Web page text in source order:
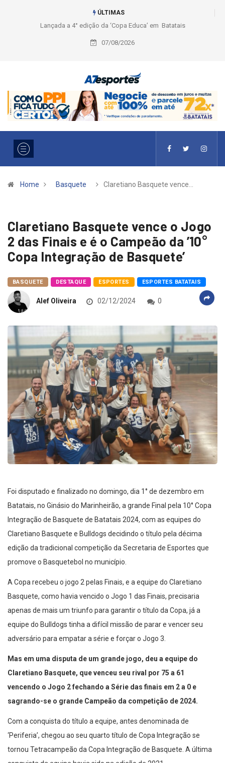
ÚLTIMAS
Liga 2026: Equipes rompem com a LABE na Série Ouro e entidade define
a 2° fase, times e formato
07/08/2026
Home Basquete Claretiano Basquete vence…
Claretiano Basquete vence o Jogo
2 das Finais e é o Campeão da ’10°
Copa Integração de Basquete’
BASQUETE DESTAQUE ESPORTES ESPORTES BATATAIS
Alef Oliveira 02/12/2024 0
Foi disputado e finalizado no domingo, dia 1° de dezembro em
Batatais, no Ginásio do Marinheirão, a grande Final pela 10° Copa
Integração de Basquete de Batatais 2024, com as equipes do
Claretiano Basquete e Bulldogs decidindo o título pela décima
edição da tradicional competição da Secretaria de Esportes que
promove o Basquetebol no município.
A Copa recebeu o jogo 2 pelas Finais, e a equipe do Claretiano
Basquete, como havia vencido o Jogo 1 das Finais, precisaria
apenas de mais um triunfo para garantir o título da Copa, já a
equipe do Bulldogs tinha a difícil missão de parar e vencer seu
adversário para empatar a série e forçar o Jogo 3.
Mas em uma disputa de um grande jogo, deu a equipe do
Claretiano Basquete, que venceu seu rival por 75 a 61
vencendo o Jogo 2 fechando a Série das finais em 2 a 0 e
sagrando-se o grande Campeão da competição de 2024.
Com a conquista do título a equipe, antes denominada de
‘Periferia’, chegou ao seu quarto título de Copa Integração se
tornou Tetracampeão da Copa Integração de Basquete. A última